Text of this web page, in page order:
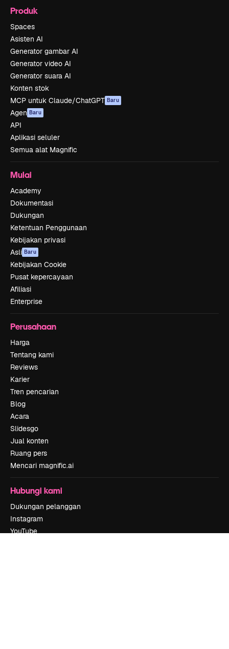
Produk
Spaces
Asisten AI
Generator gambar AI
Generator video AI
Generator suara AI
Konten stok
MCP untuk Claude/ChatGPT Baru
Agen Baru
API
Aplikasi seluler
Semua alat Magnific
Mulai
Academy
Dokumentasi
Dukungan
Ketentuan Penggunaan
Kebijakan privasi
Asli Baru
Kebijakan Cookie
Pusat kepercayaan
Afiliasi
Enterprise
Perusahaan
Harga
Tentang kami
Reviews
Karier
Tren pencarian
Blog
Acara
Slidesgo
Jual konten
Ruang pers
Mencari magnific.ai
Hubungi kami
Dukungan pelanggan
Instagram
YouTube